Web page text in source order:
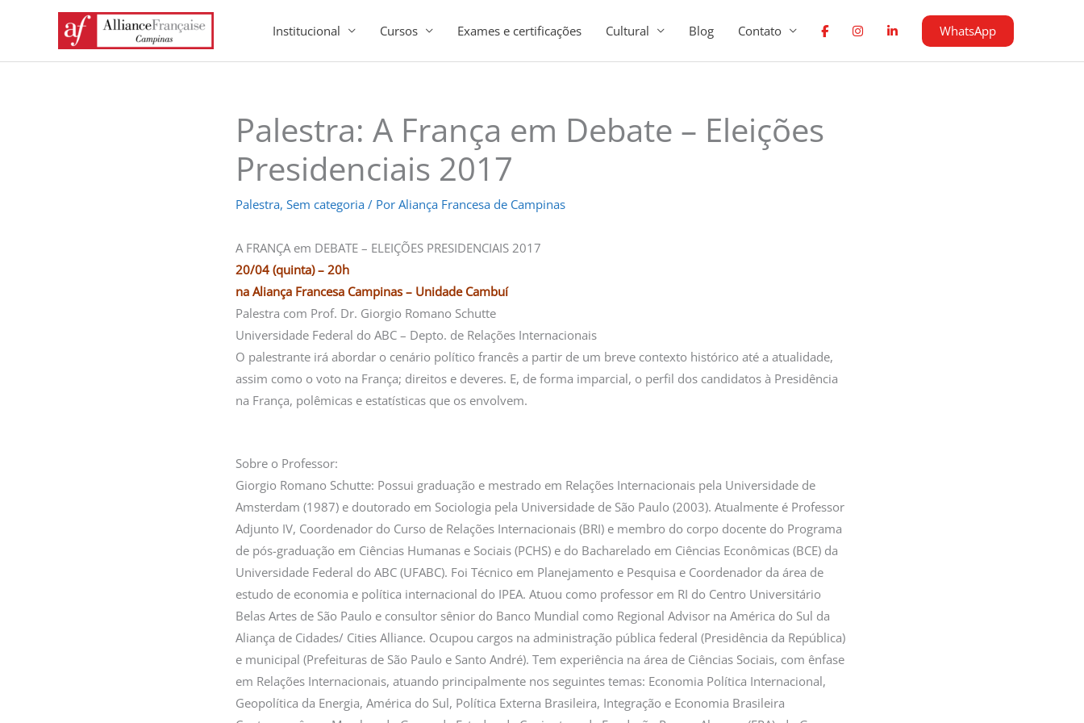
Institucional Cursos Exames e certificações Cultural Blog Contato WhatsApp
Palestra: A França em Debate – Eleições
Presidenciais 2017
Palestra, Sem categoria / Por Aliança Francesa de Campinas
A FRANÇA em DEBATE – ELEIÇÕES PRESIDENCIAIS 2017
20/04 (quinta) – 20h
na Aliança Francesa Campinas – Unidade Cambuí
Palestra com Prof. Dr. Giorgio Romano Schutte
Universidade Federal do ABC – Depto. de Relações Internacionais
O palestrante irá abordar o cenário político francês a partir de um breve contexto histórico até a atualidade,
assim como o voto na França; direitos e deveres. E, de forma imparcial, o perfil dos candidatos à Presidência
na França, polêmicas e estatísticas que os envolvem.
Sobre o Professor:
Giorgio Romano Schutte: Possui graduação e mestrado em Relações Internacionais pela Universidade de
Amsterdam (1987) e doutorado em Sociologia pela Universidade de São Paulo (2003). Atualmente é Professor
Adjunto IV, Coordenador do Curso de Relações Internacionais (BRI) e membro do corpo docente do Programa
de pós-graduação em Ciências Humanas e Sociais (PCHS) e do Bacharelado em Ciências Econômicas (BCE) da
Universidade Federal do ABC (UFABC). Foi Técnico em Planejamento e Pesquisa e Coordenador da área de
estudo de economia e política internacional do IPEA. Atuou como professor em RI do Centro Universitário
Belas Artes de São Paulo e consultor sênior do Banco Mundial como Regional Advisor na América do Sul da
Aliança de Cidades/ Cities Alliance. Ocupou cargos na administração pública federal (Presidência da República)
e municipal (Prefeituras de São Paulo e Santo André). Tem experiência na área de Ciências Sociais, com ênfase
em Relações Internacionais, atuando principalmente nos seguintes temas: Economia Política Internacional,
Geopolítica da Energia, América do Sul, Política Externa Brasileira, Integração e Economia Brasileira